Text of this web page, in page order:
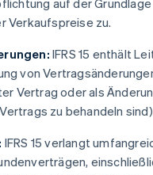
auf der Grundlage
Verkaufspreise zu.
IFRS 15 enthält
von
Vertrag oder als
zu behandeln
IFRS 15 verlangt